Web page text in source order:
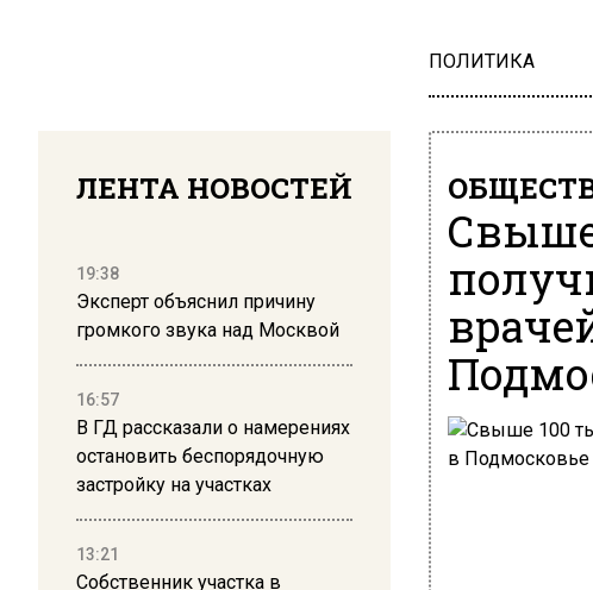
ПОЛИТИКА
ЛЕНТА НОВОСТЕЙ
19:38
Эксперт объяснил причину
громкого звука над Москвой
16:57
В ГД рассказали о намерениях
остановить беспорядочную
застройку на участках
13:21
Собственник участка в